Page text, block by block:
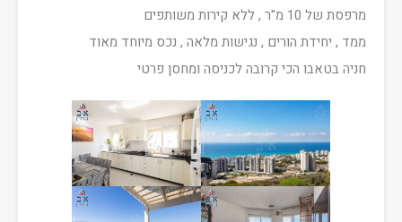
מרפסת של 10 מ"ר , ללא קירות משותפים
ממד , יחידת הורים , נגישות מלאה , נכס מיוחד מאוד
חניה בטאבו הכי קרובה לכניסה ומחסן פרטי